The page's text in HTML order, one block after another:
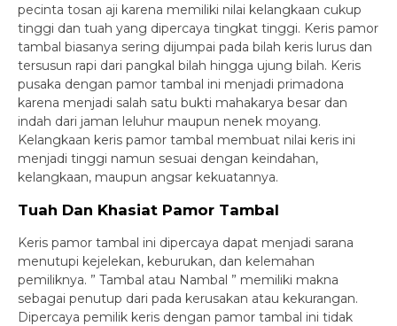
pecinta tosan aji karena memiliki nilai kelangkaan cukup
tinggi dan tuah yang dipercaya tingkat tinggi. Keris pamor
tambal biasanya sering dijumpai pada bilah keris lurus dan
tersusun rapi dari pangkal bilah hingga ujung bilah. Keris
pusaka dengan pamor tambal ini menjadi primadona
karena menjadi salah satu bukti mahakarya besar dan
indah dari jaman leluhur maupun nenek moyang.
Kelangkaan keris pamor tambal membuat nilai keris ini
menjadi tinggi namun sesuai dengan keindahan,
kelangkaan, maupun angsar kekuatannya.
Tuah Dan Khasiat Pamor Tambal
Keris pamor tambal ini dipercaya dapat menjadi sarana
menutupi kejelekan, keburukan, dan kelemahan
pemiliknya. ” Tambal atau Nambal ” memiliki makna
sebagai penutup dari pada kerusakan atau kekurangan.
Dipercaya pemilik keris dengan pamor tambal ini tidak